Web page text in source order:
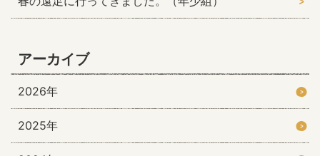
アーカイブ
2026年
2025年